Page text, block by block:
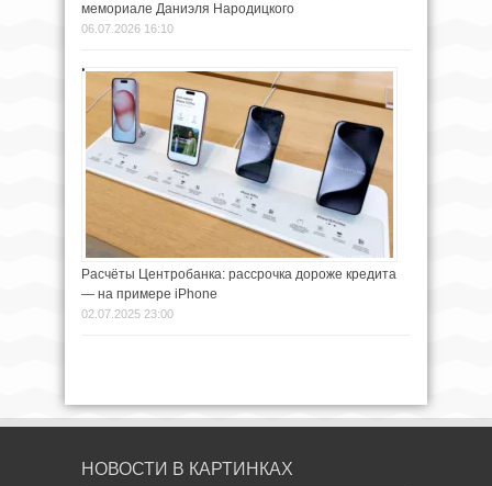
мемориале Даниэля Народицкого
06.07.2026 16:10
Расчёты Центробанка: рассрочка дороже кредита
— на примере iPhone
02.07.2025 23:00
НОВОСТИ В КАРТИНКАХ